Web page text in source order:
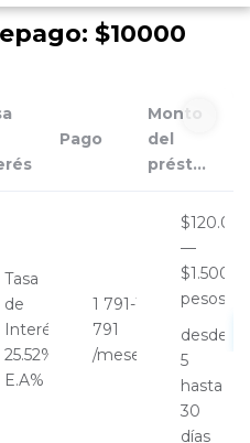
$10000
Pago
Monto
del
préstamo/Plazo
Tasa
de
Interés
25.52%
E.A%
1 791-1
791
/meses
—
pesos
desde
5
hasta
30
días